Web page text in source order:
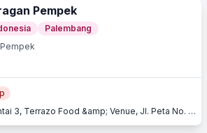
Pempek
Palembang
Festival Citylink, Lantai 3, Terrazo Food &amp; Venue, Jl. Peta No. 241, Pasir Koja, Bandung, Jawa Barat